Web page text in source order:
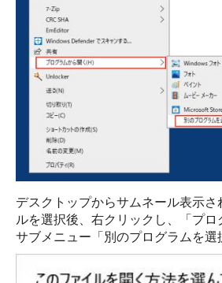
デスクトップからサムネール表示さ
ルを選択後、右クリックし、「プ
サブメニュー「別のプログラムを選